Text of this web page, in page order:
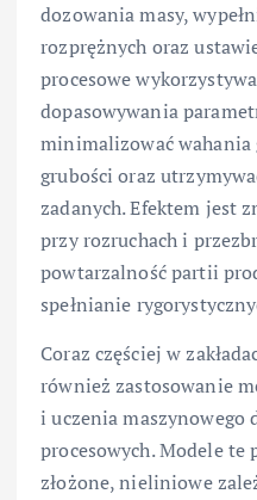
dozowania masy,
rozprężnych oraz
procesowe
dopasowywania
minimalizować
grubości oraz
zadanych. Efektem jest
przy rozruchach i
powtarzalność partii
spełnianie
Coraz częściej w
również zastosowanie
i uczenia maszynowego
procesowych. Modele
złożone, nieliniowe